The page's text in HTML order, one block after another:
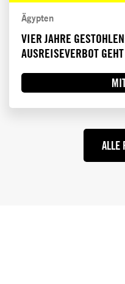
Ägypten
VIER JAHRE
AUSREISEVERBOT
ALLE